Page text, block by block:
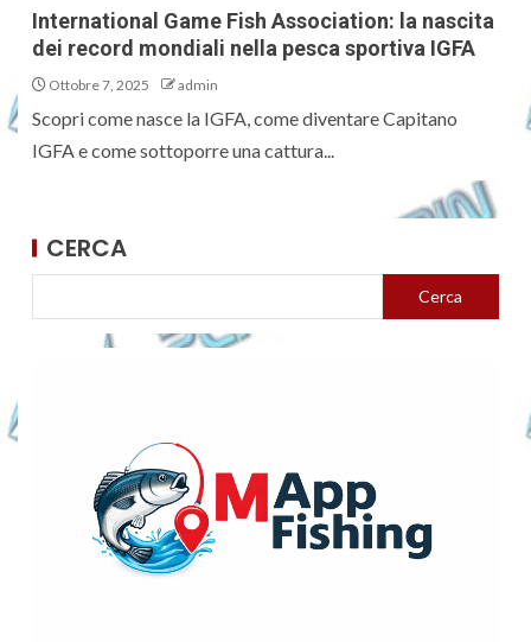
International Game Fish Association: la nascita
dei record mondiali nella pesca sportiva IGFA
Ottobre 7, 2025 admin
Scopri come nasce la IGFA, come diventare Capitano
IGFA e come sottoporre una cattura...
CERCA
Cerca